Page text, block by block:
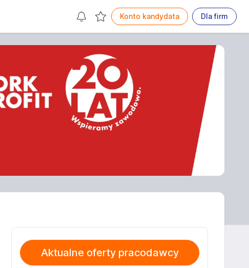
Konto kandydata Dla firm
Aktualne oferty pracodawcy